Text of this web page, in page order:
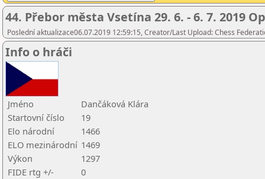
44. Přebor města Vsetína 29. 6. - 6. 7. 2019
Poslední aktualizace06.07.2019 12:59:15, Creator/Last Upload: Chess
Info o hráči
Jméno
Dančáková Klára
Startovní číslo
19
Elo národní
1466
ELO mezinárodní 1469
Výkon
1297
FIDE rtg +/-
0